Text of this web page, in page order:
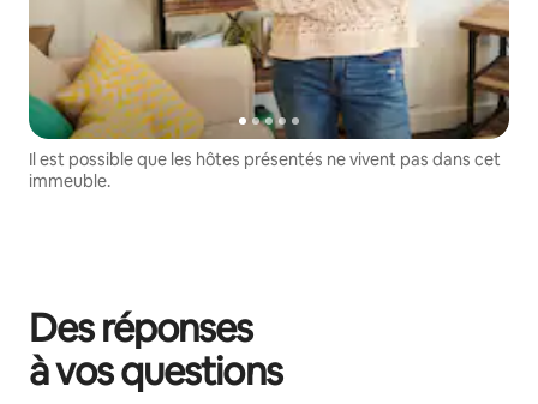
Il est possible que les hôtes présentés ne vivent pas dans cet
immeuble.
Des réponses
à vos questions